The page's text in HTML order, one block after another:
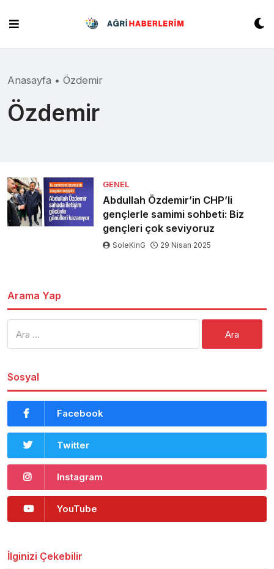
content
Anasayfa • Özdemir
Özdemir
GENEL
Abdullah Özdemir’in CHP’li
gençlerle samimi sohbeti: Biz
gençleri çok seviyoruz
SoleKinG 29 Nisan 2025
Arama Yap
Sosyal
Facebook
Twitter
Instagram
YouTube
İlginizi Çekebilir